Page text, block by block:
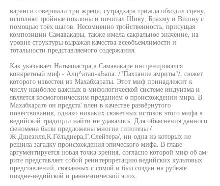
варанги совершали три жреца, сутрадхара трижда обходил сцену,
исполнял тройные поклоны и почитал Шиву, Брахму и Вишну с
помощью трёх шагов. Несомненно тройственность, присущая
композиции Самавакары, также имела сакральное значение, на
уровне структуры выражая качества всеобъемлимости и
тотальности представляемого содержания.
Как указывает Натьяшастра,в Самавакаре инсценировался
конкретный миф - Алц^атап-кЬапа. /"Пахтание амриты"/, сюжет
которого известен из Махабхараты. Этот миф принадлежит к
числу наиболее важных в мифологической системе индуизма и
является космогоническим преданием о происхождении мира. В
Махабхарате он предста' влен в качестве развёрнутого
повествования, однако никаких сюжетных истоков этого мифа в
ведийской традиции найти не удавалось. Для объяснения данного
феномена были предложены многие гипотезы /
Ж.Дшезиля,К.Гёльднера,Г.Слейтера/, ни одна из которых не
решила загадку происхождения эпического мифа. В главе
аргументируется новая точка зрения, согласно которой миф об ам-
рите представляет собой реинтерпретацию ведийских культовых
представлений, связанных с сомой и был создан на рубеже
поздне-ведийской и раннеэпической эпох.